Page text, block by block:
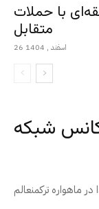
با حملات
متقابل
26 اسفند , 1404
شبکه